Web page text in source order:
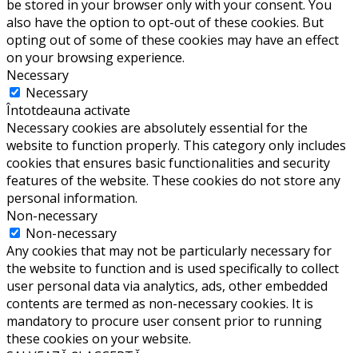
be stored in your browser only with your consent. You
also have the option to opt-out of these cookies. But
opting out of some of these cookies may have an effect
on your browsing experience.
Necessary
Necessary
Întotdeauna activate
Necessary cookies are absolutely essential for the
website to function properly. This category only includes
cookies that ensures basic functionalities and security
features of the website. These cookies do not store any
personal information.
Non-necessary
Non-necessary
Any cookies that may not be particularly necessary for
the website to function and is used specifically to collect
user personal data via analytics, ads, other embedded
contents are termed as non-necessary cookies. It is
mandatory to procure user consent prior to running
these cookies on your website.